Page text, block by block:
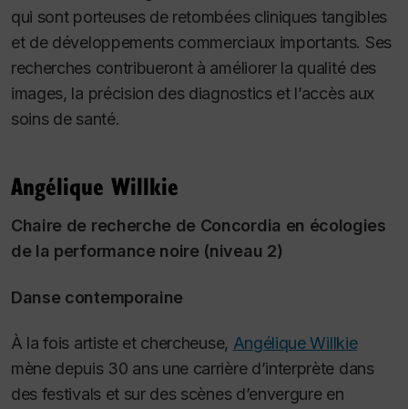
qui sont porteuses de retombées cliniques tangibles
et de développements commerciaux importants. Ses
recherches contribueront à améliorer la qualité des
images, la précision des diagnostics et l’accès aux
soins de santé.
Angélique Willkie
Chaire de recherche de Concordia en écologies
de la performance noire (niveau 2)
Danse contemporaine
À la fois artiste et chercheuse, Angélique Willkie
mène depuis 30 ans une carrière d’interprète dans
des festivals et sur des scènes d’envergure en